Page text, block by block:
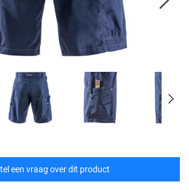
een vraag over dit product